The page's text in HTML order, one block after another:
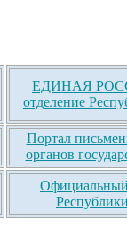
ЕДИНАЯ
отделение
Портал
органов
Официальный